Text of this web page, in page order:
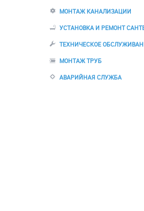
МОНТАЖ КАНАЛИЗАЦИИ
УСТАНОВКА И РЕМОНТ
ТЕХНИЧЕСКОЕ
МОНТАЖ ТРУБ
АВАРИЙНАЯ СЛУЖБА